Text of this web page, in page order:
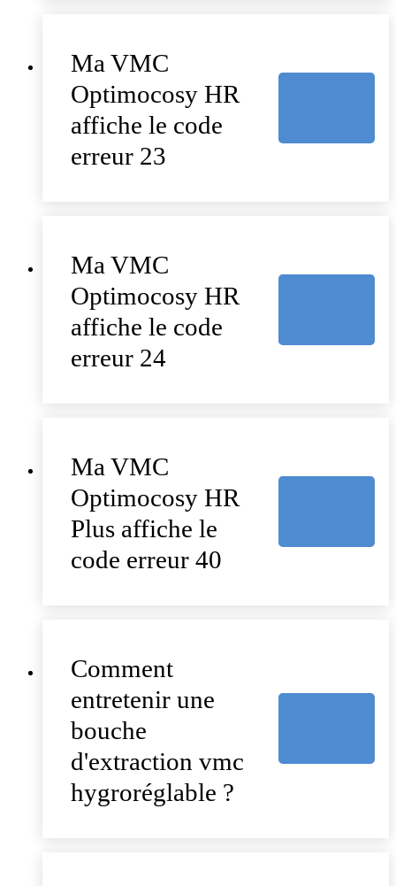
Ma VMC
Optimocosy HR
affiche le code
erreur 23
Ma VMC
Optimocosy HR
affiche le code
erreur 24
Ma VMC
Optimocosy HR
Plus affiche le
code erreur 40
Comment
entretenir une
bouche
d'extraction vmc
hygroréglable ?